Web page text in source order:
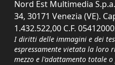
Nord Est Multimedia
34, 30171 Venezia (VE).
1.432.522,00 C.F.
I diritti delle immagini e dei
espressamente vietata la loro
mezzo e l'adattamento totale o